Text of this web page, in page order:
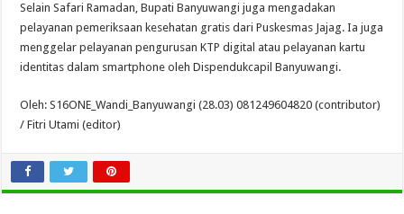
Selain Safari Ramadan, Bupati Banyuwangi juga mengadakan
pelayanan pemeriksaan kesehatan gratis dari Puskesmas Jajag. Ia juga
menggelar pelayanan pengurusan KTP digital atau pelayanan kartu
identitas dalam smartphone oleh Dispendukcapil Banyuwangi.
Oleh: S16ONE_Wandi_Banyuwangi (28.03) 081249604820 (contributor)
/ Fitri Utami (editor)